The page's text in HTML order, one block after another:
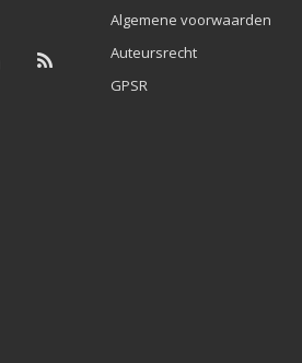
Algemene voorwaarden
Auteursrecht
GPSR